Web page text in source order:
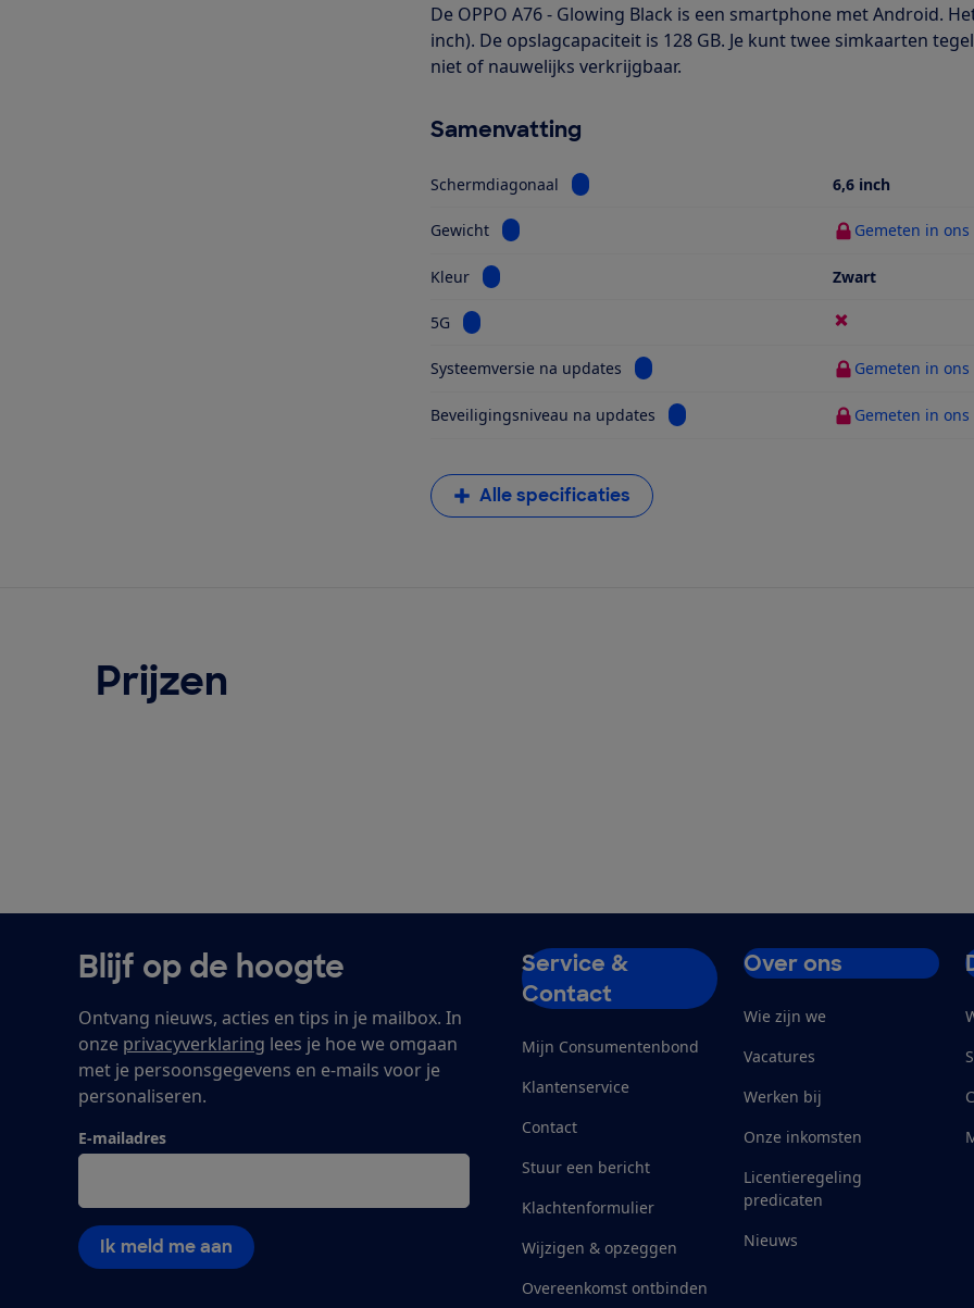
De OPPO A76 - Glowing Black is een smartphone met Android.
inch). De opslagcapaciteit is 128 GB. Je kunt twee simkaarten
niet of nauwelijks verkrijgbaar.
Samenvatting
Schermdiagonaal Bekijk informatie voor Schermdiagonaal6,6 inch
Gewicht Bekijk informatie voor Gewicht Gemeten in
Kleur Bekijk informatie voor Kleur Zwart
5G Bekijk informatie voor 5G
Systeemversie na updates Bekijk informatie voor Systeemversie na
Gemeten in
Beveiligingsniveau na updates Bekijk informatie voor Gemeten in
Alle specificaties
Prijzen
Blijf op de hoogte
Ontvang nieuws, acties en tips in je mailbox. In
onze privacyverklaring lees je hoe we omgaan
met je persoonsgegevens en e-mails voor je
personaliseren.
E-mailadres
Ik meld me aan
Service &
Contact
Mijn Consumentenbond
Klantenservice
Contact
Stuur een bericht
Klachtenformulier
Wijzigen & opzeggen
Overeenkomst ontbinden
Over ons
Wie zijn we
Vacatures
Werken bij
Onze inkomsten
Licentieregeling
predicaten
Nieuws